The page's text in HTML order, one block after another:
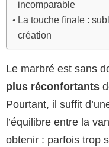
incomparable
La touche finale :
création
Le marbré est sans
plus réconfortants
Pourtant, il suffit
l’équilibre entre la
obtenir : parfois trop